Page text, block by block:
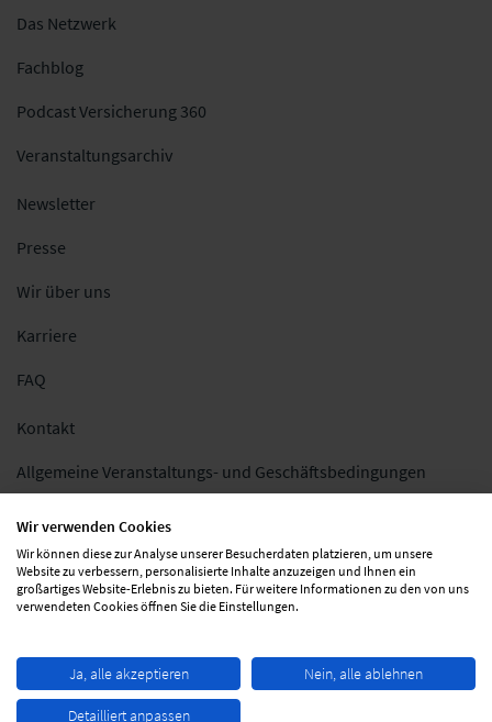
Das Netzwerk
Fachblog
Podcast Versicherung 360
Veranstaltungsarchiv
Newsletter
Presse
Wir über uns
Karriere
FAQ
Kontakt
Allgemeine Veranstaltungs- und Geschäftsbedingungen
Datenschutz
Folgen Sie uns
Wir verwenden Cookies
Wir können diese zur Analyse unserer Besucherdaten platzieren, um unsere
Website zu verbessern, personalisierte Inhalte anzuzeigen und Ihnen ein
großartiges Website-Erlebnis zu bieten. Für weitere Informationen zu den von uns
verwendeten Cookies öffnen Sie die Einstellungen.
Ja, alle akzeptieren Nein, alle ablehnen
Detailliert anpassen